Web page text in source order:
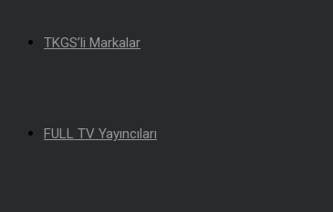
TKGS’li Markalar
FULL TV Yayıncıları